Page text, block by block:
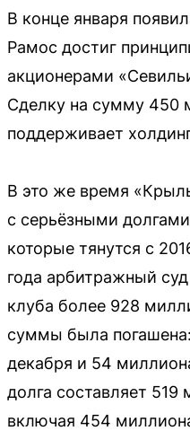
В конце января
Рамос достиг
акционерами
Сделку на сумму 450
поддерживает
В это же время
с серьёзными
которые тянутся с
года арбитражный
клуба более 928
суммы была
декабря и 54
долга составляет
включая 454